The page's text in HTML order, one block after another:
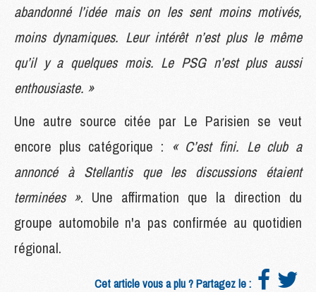
abandonné l’idée mais on les sent moins motivés,
moins dynamiques. Leur intérêt n’est plus le même
qu’il y a quelques mois. Le PSG n’est plus aussi
enthousiaste. »
Une autre source citée par Le Parisien se veut
encore plus catégorique : « C’est fini. Le club a
annoncé à Stellantis que les discussions étaient
terminées ». Une affirmation que la direction du
groupe automobile n'a pas confirmée au quotidien
régional.
Cet article vous a plu ? Partagez le :